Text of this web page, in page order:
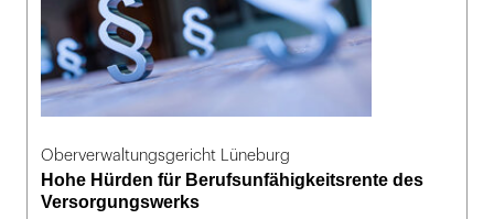
Oberverwaltungsgericht Lüneburg
Hohe Hürden für Berufsunfähigkeitsrente des
Versorgungswerks